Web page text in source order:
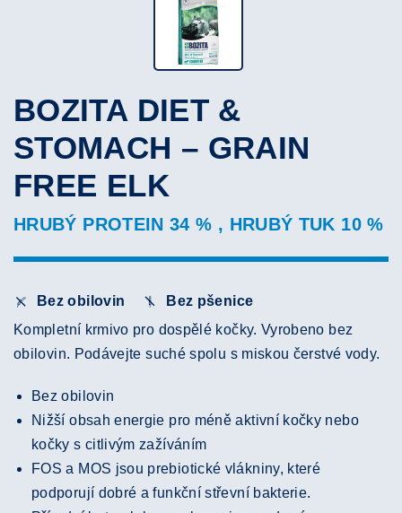
BOZITA DIET &
STOMACH – GRAIN
FREE ELK
HRUBÝ PROTEIN 34 % , HRUBÝ TUK 10 %
Bez obilovin
Bez pšenice
Kompletní krmivo pro dospělé kočky. Vyrobeno bez
obilovin. Podávejte suché spolu s miskou čerstvé vody.
Bez obilovin
Nižší obsah energie pro méně aktivní kočky nebo
kočky s citlivým zažíváním
FOS a MOS jsou prebiotické vlákniny, které
podporují dobré a funkční střevní bakterie.